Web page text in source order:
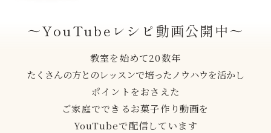
〜YouTubeレシピ動画公開中〜
教室を始めて20数年
たくさんの方とのレッスンで培ったノウハウを活かし
ポイントをおさえた
ご家庭でできるお菓子作り動画を
YouTubeで配信しています